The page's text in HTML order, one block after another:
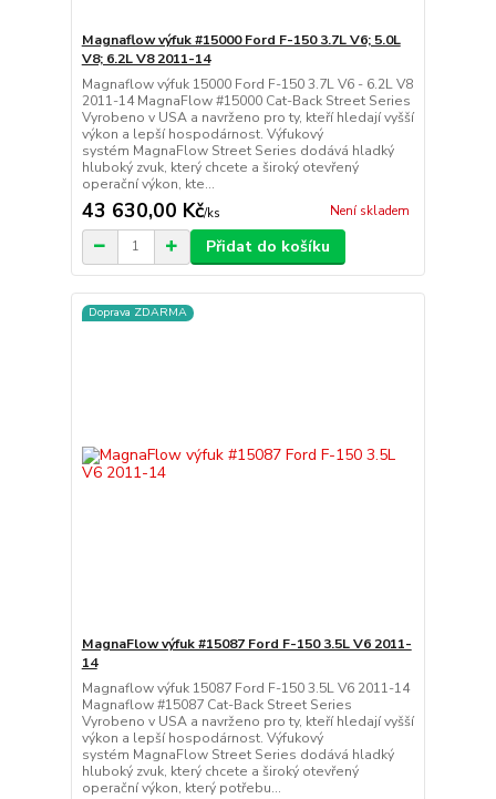
Magnaflow výfuk #15000 Ford F-150 3.7L V6; 5.0L
V8; 6.2L V8 2011-14
Magnaflow výfuk 15000 Ford F-150 3.7L V6 - 6.2L V8
2011-14 MagnaFlow #15000 Cat-Back Street Series
Vyrobeno v USA a navrženo pro ty, kteří hledají vyšší
výkon a lepší hospodárnost. Výfukový
systém MagnaFlow Street Series dodává hladký
hluboký zvuk, který chcete a široký otevřený
operační výkon, kte...
43 630,00 Kč/ks Není skladem
Přidat do košíku
Doprava ZDARMA
MagnaFlow výfuk #15087 Ford F-150 3.5L V6 2011-
14
Magnaflow výfuk 15087 Ford F-150 3.5L V6 2011-14
Magnaflow #15087 Cat-Back Street Series
Vyrobeno v USA a navrženo pro ty, kteří hledají vyšší
výkon a lepší hospodárnost. Výfukový
systém MagnaFlow Street Series dodává hladký
hluboký zvuk, který chcete a široký otevřený
operační výkon, který potřebu...